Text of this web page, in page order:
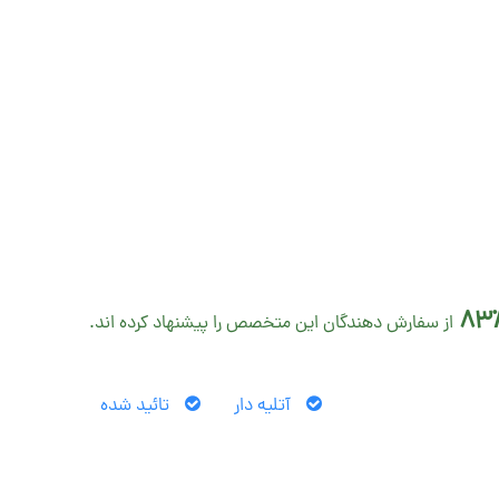
از سفارش دهندگان این متخصص را پیشنهاد کرده اند.
تائید شده آتلیه دار